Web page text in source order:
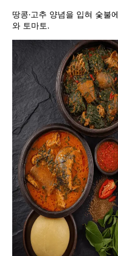
땅콩·고추 양념을 입혀 숯불
와 토마토.